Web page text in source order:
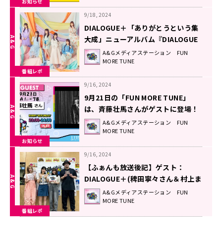
番組レポ
9/18, 2024
DIALOGUE＋「ありがとうという集
大成」ニューアルバム『DIALOGUE
＋3』に込めた想い！
A&Gメディアステーション FUN
MORE TUNE
お知らせ
9/16, 2024
9月21日の「FUN MORE TUNE」
は、斉藤壮馬さんがゲストに登場！
A&Gメディアステーション FUN
MORE TUNE
番組レポ
9/16, 2024
【ふぁんも放送後記】ゲスト：
DIALOGUE＋(稗田寧々さん＆村上ま
なつさん)（2024.9/14 OA #77）
A&Gメディアステーション FUN
MORE TUNE